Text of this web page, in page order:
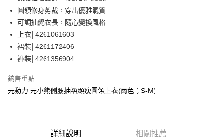
聯邦商業銀行
元大商業銀行
玉山商業銀行
台新國際商業銀行
台灣樂天信用卡公司
街口支付
悠遊付
Google Pay
全盈+PAY
大哥付你分期
相關說明
【關於「AFTEE先享後付」】
圓領修身剪裁，穿出優雅氣質
可調抽繩衣長，隨心變換風格
上衣│4261061603
裙裝│4261172406
褲裝│4261356904
銷售重點
元動力 元小熊側腰抽褶顯瘦圓領上衣(兩色；S-M)
詳細說明 相關推薦